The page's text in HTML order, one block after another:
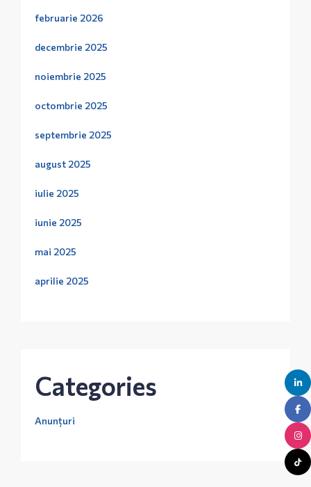
februarie 2026
decembrie 2025
noiembrie 2025
octombrie 2025
septembrie 2025
august 2025
iulie 2025
iunie 2025
mai 2025
aprilie 2025
Categories
Anunțuri